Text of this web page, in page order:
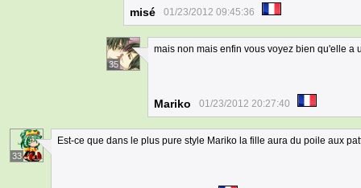
misé 01/23/2012 09:45:36
35
mais non mais enfin vous voyez bien qu'elle a
Mariko 01/23/2012 20:27:40
33
Est-ce que dans le plus pure style Mariko la fille aura du poile aux